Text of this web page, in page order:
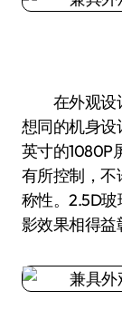
在外观设计
想同的机身设
英寸的1080P
有所控制，不
称性。2.5D
影效果相得益